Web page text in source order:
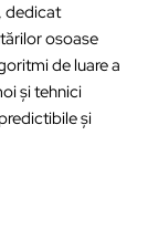
dedicat
osoase
de luare a
și tehnici
și